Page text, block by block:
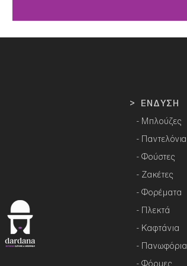
> ΕΝΔΥΣΗ
- Μπλούζες
- Παντελόνια
- Φούστες
- Ζακέτες
- Φορέματα
- Πλεκτά
- Καφτάνια
- Πανωφόρια
- Φόρμες